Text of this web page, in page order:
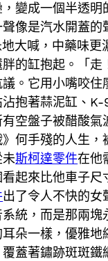
變成一個半透
像是汽水開蓋
大喊，中藥味
的缸抱起。「
。它用小嘴咬
抱著蒜泥缸、
空盤子被醋酸
何手殘的人生，
未斯柯達零件在他
起來比他車子
出了令人不快的女
統，而是那兩
朵一樣，優雅
蓋著鏽跡斑斑鐵